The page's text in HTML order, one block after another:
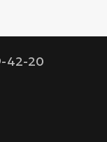
42-20